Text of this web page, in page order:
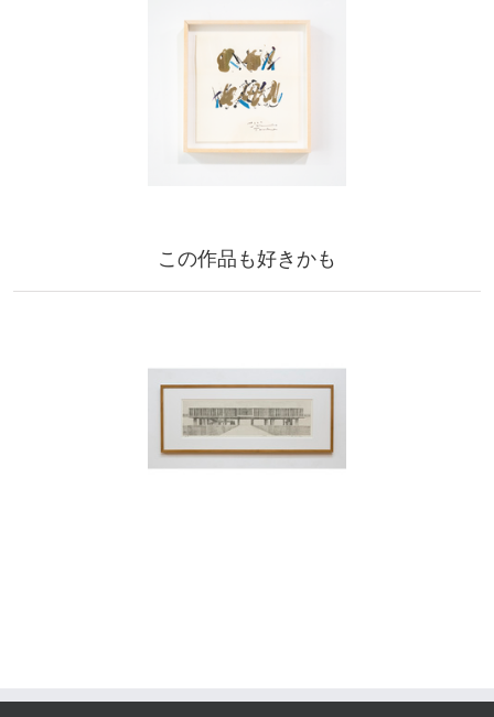
この作品も好きかも